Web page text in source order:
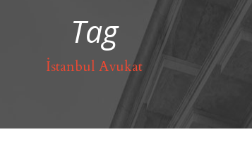
Tag
İstanbul Avukat